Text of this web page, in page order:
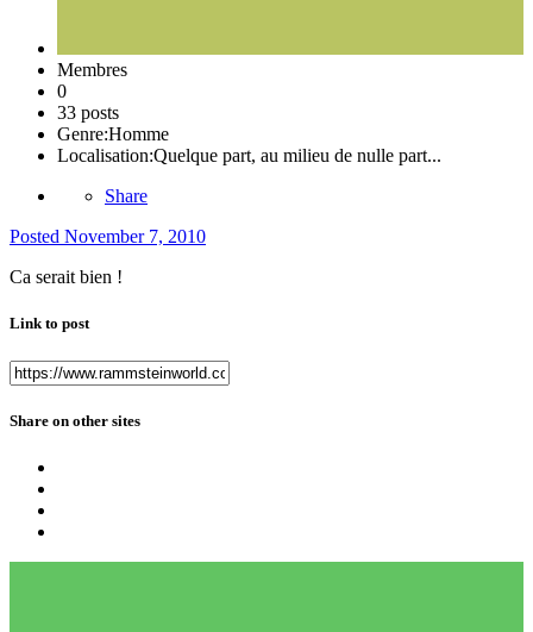
Membres
0
33 posts
Genre:Homme
Localisation:Quelque part, au milieu de nulle part...
Share
Posted November 7, 2010
Ca serait bien !
Link to post
Share on other sites